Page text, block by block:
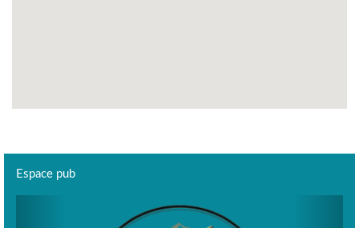
Espace pub